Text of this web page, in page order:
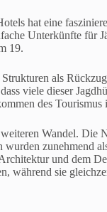
hat eine
Unterkünfte für
19.
als
viele dieser
des Tourismus
Wandel. Die
zunehmend
und dem
während sie